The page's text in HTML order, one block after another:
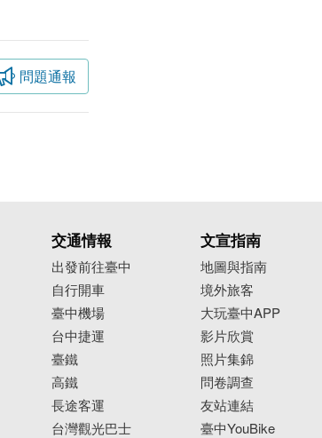
問題通報
交通情報
出發前往臺中
自行開車
臺中機場
台中捷運
臺鐵
高鐵
長途客運
台灣觀光巴士
文宣指南
地圖與指南
境外旅客
大玩臺中APP
影片欣賞
照片集錦
問卷調查
友站連結
臺中YouBike